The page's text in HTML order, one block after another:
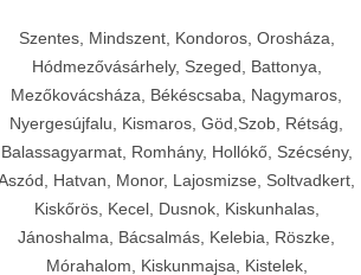
Szentes, Mindszent, Kondoros, Orosháza,
Hódmezővásárhely, Szeged, Battonya,
Mezőkovácsháza, Békéscsaba, Nagymaros,
Nyergesújfalu, Kismaros, Göd,Szob, Rétság,
Balassagyarmat, Romhány, Hollókő, Szécsény,
Hatvan, Monor, Lajosmizse, Soltvadkert,
Kiskőrös, Kecel, Dusnok, Kiskunhalas,
Jánoshalma, Bácsalmás, Kelebia, Röszke,
Mórahalom, Kiskunmajsa, Kistelek,